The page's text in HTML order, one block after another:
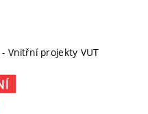
- Vnitřní projekty VUT